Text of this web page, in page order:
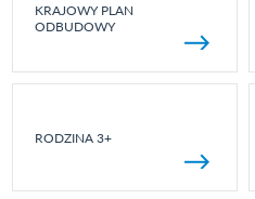
KRAJOWY PLAN
ODBUDOWY
RODZINA 3+